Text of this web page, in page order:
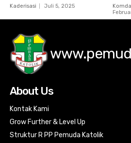
Kaderisasi Juli 5, 2025
About Us
Kontak Kami
Grow Further & Level Up
Struktur R PP Pemuda Katolik